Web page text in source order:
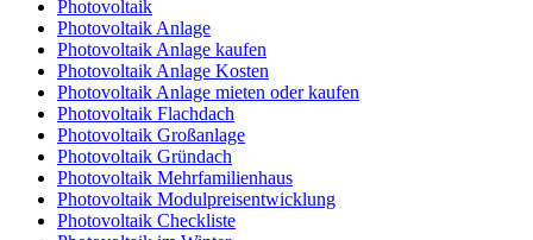
Photovoltaik
Photovoltaik Anlage
Photovoltaik Anlage kaufen
Photovoltaik Anlage Kosten
Photovoltaik Anlage mieten oder kaufen
Photovoltaik Flachdach
Photovoltaik Großanlage
Photovoltaik Gründach
Photovoltaik Mehrfamilienhaus
Photovoltaik Modulpreisentwicklung
Photovoltaik Checkliste